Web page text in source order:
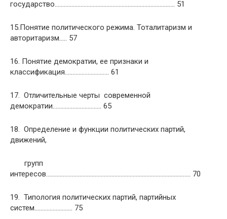
государство……………………………………………………………………. 51
15.Понятие политического режима. Тоталитаризм и
авторитаризм….. 57
16. Понятие демократии, ее признаки и
классификация……………………….. 61
17. Отличительные черты современной
демократии………………………….. 65
18. Определение и функции политических партий,
движений,
групп
интересов………………………………………………………………………………….. 70
19. Типология политических партий, партийных
систем……………………. 75